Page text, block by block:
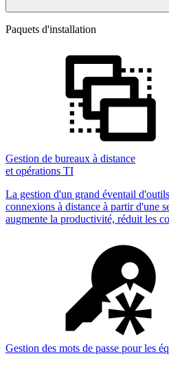
Paquets d'installation
Gestion de bureaux à distance
et opérations TI
La gestion d'un grand éventail
connexions à distance à partir d'une
augmente la productivité, réduit les
Gestion des mots de passe pour les